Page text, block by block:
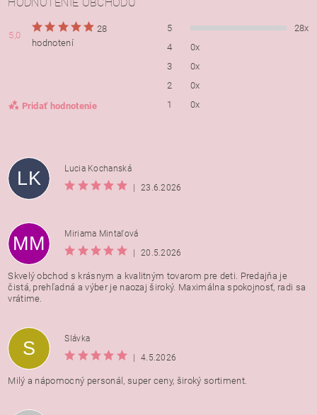
5,0
28
hodnotení
Pridať hodnotenie
5
28x
4
0x
3
0x
2
0x
1
0x
Vložením hodnotenie súhlasíte s
osobných údajov
LK
Lucia Kochanská
|
23.6.2026
MM
Miriama Mintaľová
|
20.5.2026
Skvelý obchod s krásnym a kvalitným tovarom pre deti. Predajňa je
čistá, prehľadná a výber je naozaj široký. Maximálna spokojnosť, radi sa
vrátime.
S
Slávka
|
4.5.2026
Milý a nápomocný personál, super ceny, široký sortiment.